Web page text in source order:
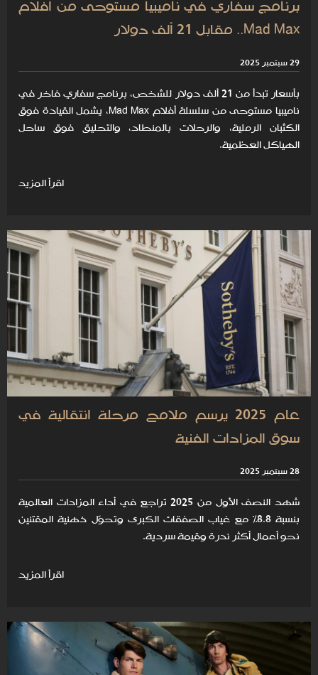
برنامج سفاري في ناميبيا مستوحى من أفلام
Mad Max.. مقابل 21 ألف دولار
29 سبتمبر 2025
بأسعار تبدأ من 21 ألف دولار للشخص، برنامج سفاري فاخر في
ناميبيا مستوحى من سلسلة أفلام Mad Max، يشمل القيادة فوق
الكثبان الرملية، والرحلات بالمنطاد، والتحليق فوق ساحل
الهياكل العظمية.
اقرأ المزيد
عام 2025 يرسم ملامح مرحلة انتقالية في
سوق المزادات الفنية
28 سبتمبر 2025
شهد النصف الأول من 2025 تراجع في أداء المزادات العالمية
بنسبة 8.8% مع غياب الصفقات الكبرى وتحوّل ذهنية المقتنين
نحو أعمال أكثر ندرة وقيمة سردية.
اقرأ المزيد